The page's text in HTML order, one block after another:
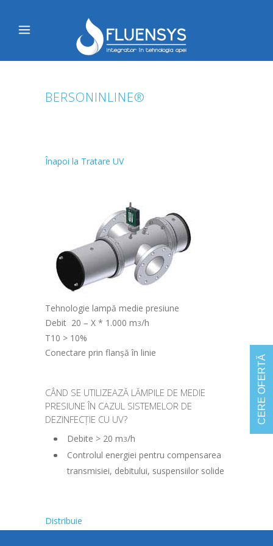
BERSONINLINE®
Înapoi la Tratare UV
Tehnologie lampă medie presiune
Debit 20 – X * 1.000 m3/h
T10 > 10%
Conectare prin flanșă în linie
CÂND SE UTILIZEAZĂ LĂMPILE DE MEDIE
PRESIUNE ÎN CAZUL SISTEMELOR DE
DEZINFECȚIE CU UV?
Debite > 20 m3/h
Controlul energiei pentru compensarea
transmisiei, debitului, suspensiilor solide
Distribuie
CERE OFERTĂ